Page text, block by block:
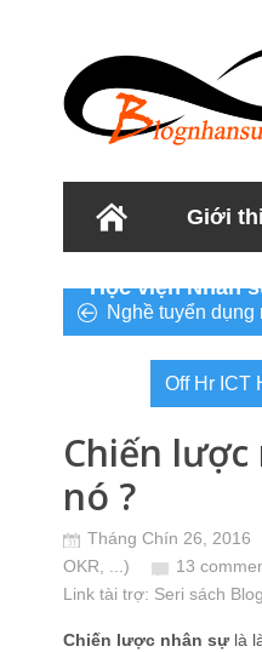
Giới
Học viện Nhân
Nghề tuyển
Off Hr ICT
Chiến lược
nó ?
Tháng Chín 26, 2016
OKR, ...)
13
Link tài trợ: Seri sách
Chiến lược nhân sựlà